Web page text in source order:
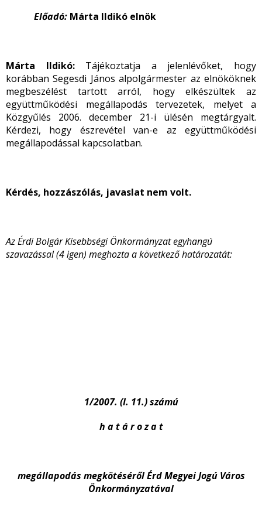
Előadó: Márta Ildikó elnök
Márta Ildikó:Tájékoztatja a jelenlévőket, hogy
korábban Segesdi János alpolgármester az elnököknek
megbeszélést tartott arról, hogy elkészültek az
együttműködési megállapodás tervezetek, melyet a
Közgyűlés 2006. december 21-i ülésén megtárgyalt.
Kérdezi, hogy észrevétel van-e az együttműködési
megállapodással kapcsolatban.
Kérdés, hozzászólás, javaslat nem volt.
Az Érdi Bolgár Kisebbségi Önkormányzat egyhangú
szavazással (4 igen) meghozta a következő határozatát:
1/2007. (I. 11.) számú
h a t á r o z a t
megállapodás megkötéséről Érd Megyei Jogú Város
Önkormányzatával